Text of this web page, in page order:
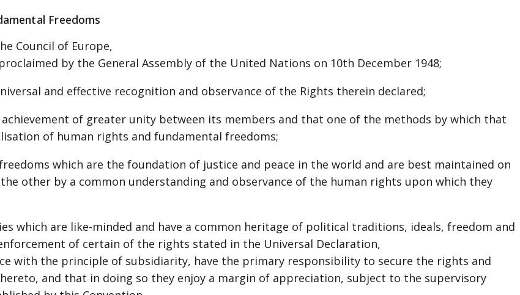
Freedoms
Council of Europe,
by the General Assembly of the United Nations on 10th December 1948;
and effective recognition and observance of the Rights therein declared;
of greater unity between its members and that one of the methods by which that
of human rights and fundamental freedoms;
which are the foundation of justice and peace in the world and are best maintained on
other by a common understanding and observance of the human rights upon which they
which are like-minded and have a common heritage of political traditions, ideals, freedom and
of certain of the rights stated in the Universal Declaration,
with the principle of subsidiarity, have the primary responsibility to secure the rights and
and that in doing so they enjoy a margin of appreciation, subject to the supervisory